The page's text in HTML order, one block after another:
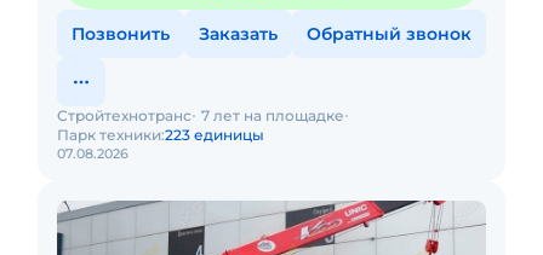
Позвонить Заказать Обратный звонок
07.08.2026
Стройтехнотранс 7 лет на площадке
Парк техники:223 единицы